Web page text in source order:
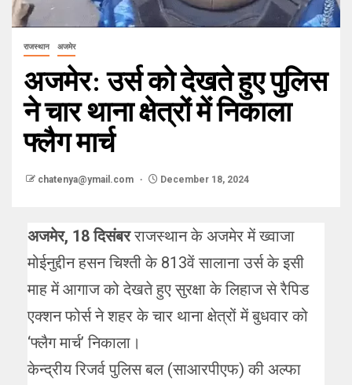
राजस्थान अजमेर
अजमेर: उर्स को देखते हुए पुलिस
ने चार थाना क्षेत्रों में निकाला
फ्लैग मार्च
chatenya@ymail.com December 18, 2024
अजमेर, 18 दिसंबरराजस्थान के अजमेर में ख्वाजा
मोईनुद्दीन हसन चिश्ती के 813वें सालाना उर्स के इसी
माह में आगाज को देखते हुए सुरक्षा के लिहाज से रैपिड
एक्शन फोर्स ने शहर के चार थाना क्षेत्रों में बुधवार को
‘फ्लैग मार्च’ निकाला।
केन्द्रीय रिजर्व पुलिस बल (साआरपीएफ) की अल्फा